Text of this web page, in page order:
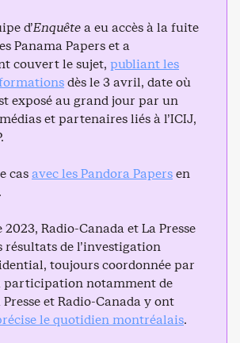
d’Enquêtea eu accès à la fuite
Panama Papers et a
couvert le sujet, publiant les
dès le 3 avril, date où
exposé au grand jour par un
et partenaires liés à l’ICIJ,
casavec les Pandora Papersen
Radio-Canada et La Presse
résultats de l’investigation
toujours coordonnée par
participation notamment de
Presse et Radio-Canada y ont
le quotidien montréalais.